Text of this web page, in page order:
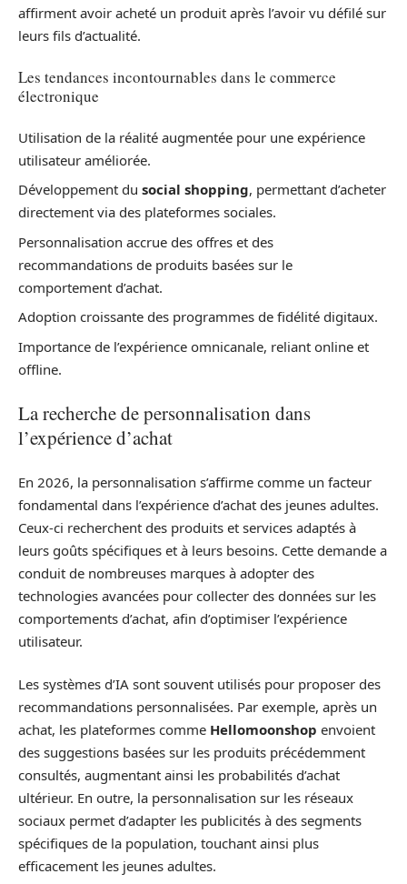
affirment avoir acheté un produit après l’avoir vu défilé sur
leurs fils d’actualité.
Les tendances incontournables dans le commerce
électronique
Utilisation de la réalité augmentée pour une expérience
utilisateur améliorée.
Développement du social shopping, permettant d’acheter
directement via des plateformes sociales.
Personnalisation accrue des offres et des
recommandations de produits basées sur le
comportement d’achat.
Adoption croissante des programmes de fidélité digitaux.
Importance de l’expérience omnicanale, reliant online et
offline.
La recherche de personnalisation dans
l’expérience d’achat
En 2026, la personnalisation s’affirme comme un facteur
fondamental dans l’expérience d’achat des jeunes adultes.
Ceux-ci recherchent des produits et services adaptés à
leurs goûts spécifiques et à leurs besoins. Cette demande a
conduit de nombreuses marques à adopter des
technologies avancées pour collecter des données sur les
comportements d’achat, afin d’optimiser l’expérience
utilisateur.
Les systèmes d’IA sont souvent utilisés pour proposer des
recommandations personnalisées. Par exemple, après un
achat, les plateformes comme Hellomoonshop envoient
des suggestions basées sur les produits précédemment
consultés, augmentant ainsi les probabilités d’achat
ultérieur. En outre, la personnalisation sur les réseaux
sociaux permet d’adapter les publicités à des segments
spécifiques de la population, touchant ainsi plus
efficacement les jeunes adultes.